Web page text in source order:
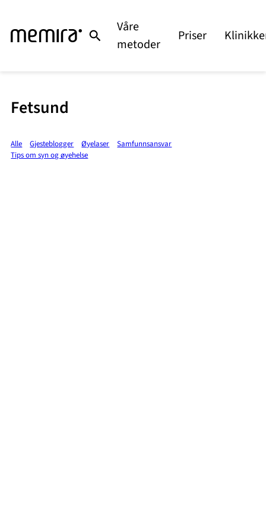
Våre
metoder
Priser
Fetsund
Alle Gjesteblogger Øyelaser
Samfunnsansvar
Tips om syn og øyehelse